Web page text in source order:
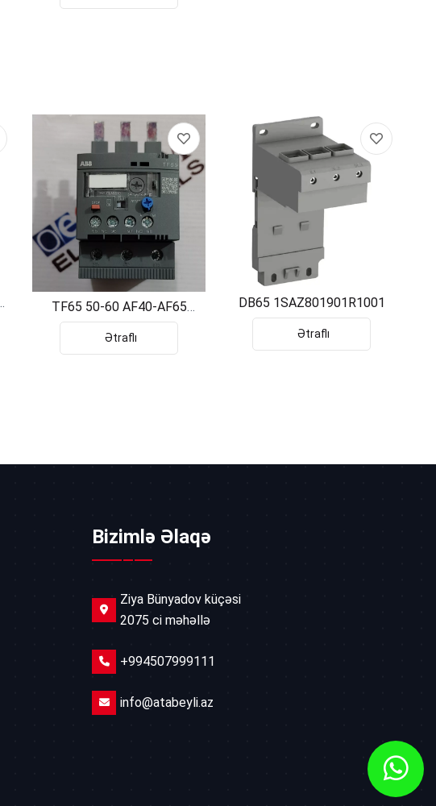
TF65 50-60 AF40-AF65
1SAZ811201R1006
Ətraflı
DB65 1SAZ801901R1001
Ətraflı
Bizimlə Əlaqə
Ziya Bünyadov küçəsi
2075 ci məhəllə
+994507999111
info@atabeyli.az